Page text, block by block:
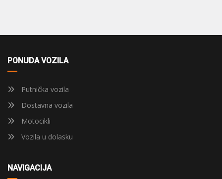
PONUDA VOZILA
Putnička vozila
Dostavna vozila
Motocikli
Vozila u dolasku
NAVIGACIJA